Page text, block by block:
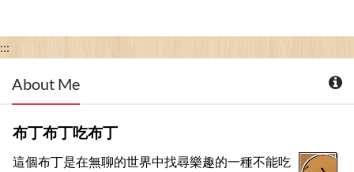
:::
About Me
布丁布丁吃布丁
這個布丁是在無聊的世界中找尋樂趣的一種不能吃